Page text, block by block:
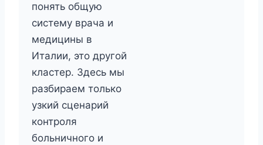
понять общую
систему врача и
медицины в
Италии, это другой
кластер. Здесь мы
разбираем только
узкий сценарий
контроля
больничного и